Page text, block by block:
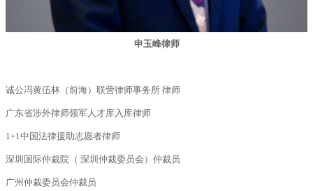
申玉峰律师
诚公冯黄伍林（前海）联营律师事务所 律师
广东省涉外律师领军人才库入库律师
1+1中国法律援助志愿者律师
深圳国际仲裁院（ 深圳仲裁委员会）仲裁员
广州仲裁委员会仲裁员